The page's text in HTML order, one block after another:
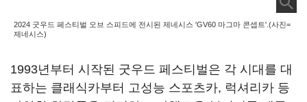
2024 굿우드 페스티벌 오브 스피드에 전시된 제네시스 'GV60 마그마 콘셉트'.(사진=
제네시스)
1993년부터 시작된 굿우드 페스티벌은 각 시대를 대
표하는 클래식카부터 고성능 스포츠카, 럭셔리카 등